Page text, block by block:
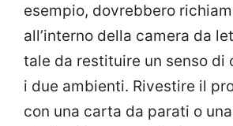
esempio, dovrebbero
all’interno della camera da
tale da restituire un senso di
i due ambienti. Rivestire il
con una carta da parati o una